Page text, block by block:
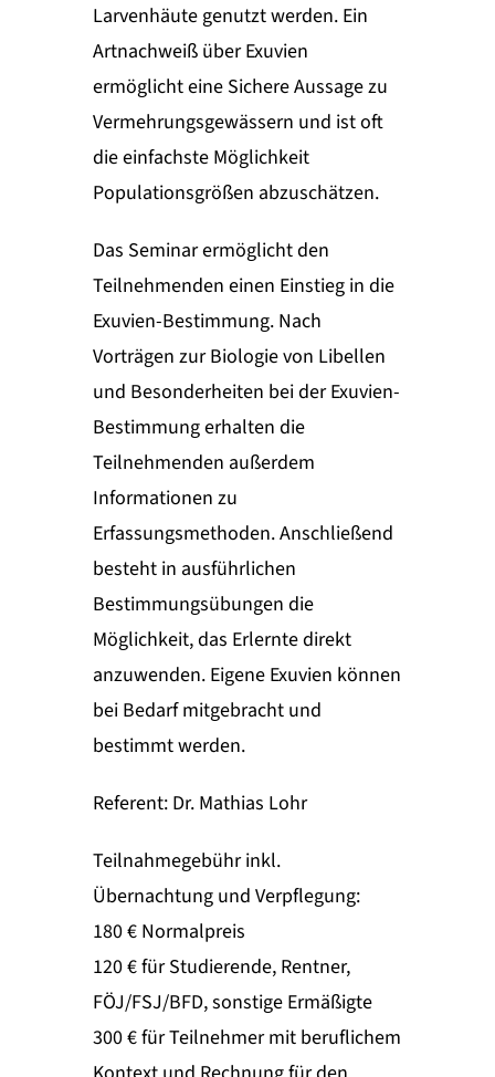
Larvenhäute genutzt werden. Ein
Artnachweiß über Exuvien
ermöglicht eine Sichere Aussage zu
Vermehrungsgewässern und ist oft
die einfachste Möglichkeit
Populationsgrößen abzuschätzen.
Das Seminar ermöglicht den
Teilnehmenden einen Einstieg in die
Exuvien-Bestimmung. Nach
Vorträgen zur Biologie von Libellen
und Besonderheiten bei der Exuvien-
Bestimmung erhalten die
Teilnehmenden außerdem
Informationen zu
Erfassungsmethoden. Anschließend
besteht in ausführlichen
Bestimmungsübungen die
Möglichkeit, das Erlernte direkt
anzuwenden. Eigene Exuvien können
bei Bedarf mitgebracht und
bestimmt werden.
Referent: Dr. Mathias Lohr
Teilnahmegebühr inkl.
Übernachtung und Verpflegung:
180 € Normalpreis
120 € für Studierende, Rentner,
FÖJ/FSJ/BFD, sonstige Ermäßigte
300 € für Teilnehmer mit beruflichem